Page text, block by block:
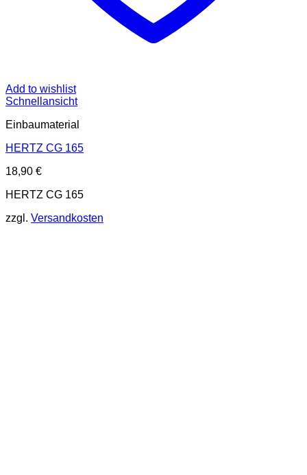
Add to wishlist
Schnellansicht
Einbaumaterial
HERTZ CG 165
18,90 €
HERTZ CG 165
zzgl. Versandkosten